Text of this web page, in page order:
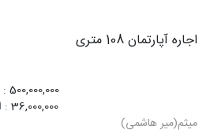
اجاره آپارتمان 108 متری
500,000,000
36,000,000
:
میثم(میر هاشمی)